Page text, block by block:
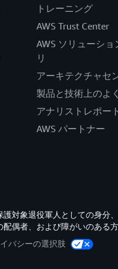
トレーニング
AWS Trust Center
AWS ソリューショ
リ
アーキテクチャセ
製品と技術上のよ
アナリストレポート
AWS パートナー
対象退役軍人としての身分
偶者、および障がいのある
バシーの選択肢